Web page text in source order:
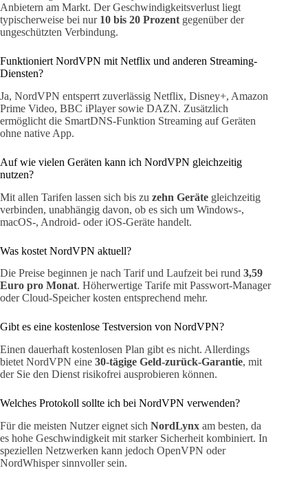
Anbietern am Markt. Der Geschwindigkeitsverlust liegt
typischerweise bei nur 10 bis 20 Prozent gegenüber der
ungeschützten Verbindung.
Funktioniert NordVPN mit Netflix und anderen Streaming-
Diensten?
Ja, NordVPN entsperrt zuverlässig Netflix, Disney+, Amazon
Prime Video, BBC iPlayer sowie DAZN. Zusätzlich
ermöglicht die SmartDNS-Funktion Streaming auf Geräten
ohne native App.
Auf wie vielen Geräten kann ich NordVPN gleichzeitig
nutzen?
Mit allen Tarifen lassen sich bis zu zehn Geräte gleichzeitig
verbinden, unabhängig davon, ob es sich um Windows-,
macOS-, Android- oder iOS-Geräte handelt.
Was kostet NordVPN aktuell?
Die Preise beginnen je nach Tarif und Laufzeit bei rund 3,59
Euro pro Monat. Höherwertige Tarife mit Passwort-Manager
oder Cloud-Speicher kosten entsprechend mehr.
Gibt es eine kostenlose Testversion von NordVPN?
Einen dauerhaft kostenlosen Plan gibt es nicht. Allerdings
bietet NordVPN eine 30-tägige Geld-zurück-Garantie, mit
der Sie den Dienst risikofrei ausprobieren können.
Welches Protokoll sollte ich bei NordVPN verwenden?
Für die meisten Nutzer eignet sich NordLynx am besten, da
es hohe Geschwindigkeit mit starker Sicherheit kombiniert. In
speziellen Netzwerken kann jedoch OpenVPN oder
NordWhisper sinnvoller sein.